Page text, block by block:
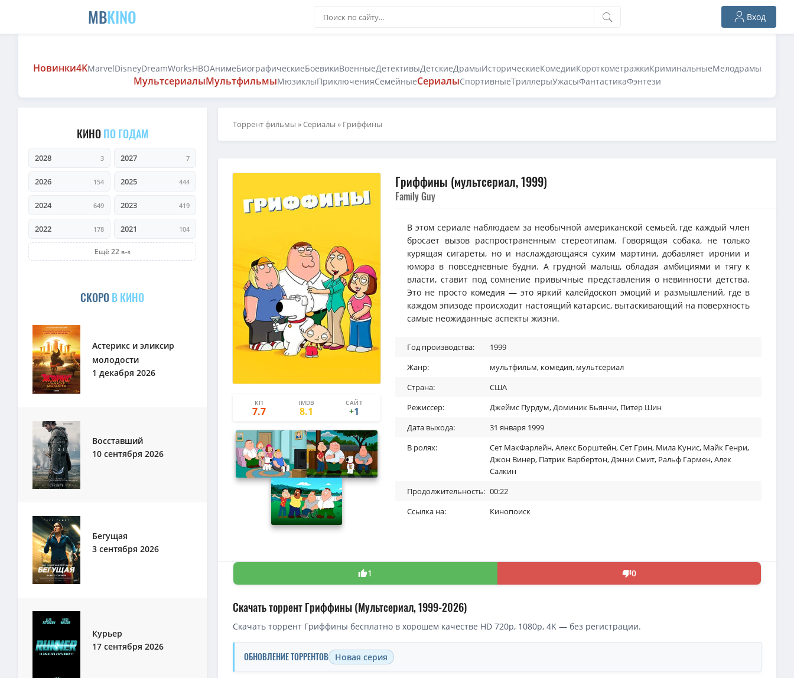
MBKINO Вход
Новинки4KMarvelDisneyDreamWorksHBOАнимеБиографическиеБоевикиВоенныеДетективыДетскиеДрамыИсторическиеКомедииКороткометражкиКриминальныеМелодрамы
МультсериалыМультфильмыМюзиклыПриключенияСемейныеСериалыСпортивныеТриллерыУжасыФантастикаФэнтези
КИНОПО ГОДАМ
2028 3 2027 7
2026 154 2025 444
2024 649 2023 419
2022 178 2021 104
Ещё 22
СКОРОВ КИНО
Астерикс и эликсир
молодости
1 декабря 2026
Восставший
10 сентября 2026
Бегущая
3 сентября 2026
Курьер
17 сентября 2026
Торрент фильмы »Сериалы » Гриффины
КП
7.7
IMDB
8.1
САЙТ
10
+1
Гриффины (мультсериал, 1999)
Family Guy
В этом сериале наблюдаем за необычной американской семьей, где каждый член
бросает вызов распространенным стереотипам. Говорящая собака, не только
курящая сигареты, но и наслаждающаяся сухим мартини, добавляет иронии и
юмора в повседневные будни. А грудной малыш, обладая амбициями и тягу к
власти, ставит под сомнение привычные представления о невинности детства.
Это не просто комедия — это яркий калейдоскоп эмоций и размышлений, где в
каждом эпизоде происходит настоящий катарсис, вытаскивающий на поверхность
самые неожиданные аспекты жизни.
Год производства:
1999
Жанр:
мультфильм, комедия, мультсериал
Страна:
США
Режиссер:
Джеймс Пурдум,Доминик Бьянчи, Питер Шин
Дата выхода:
31 января 1999
В ролях:
Сет МакФарлейн,Алекс Борштейн,Сет Грин, Мила Кунис, Майк Генри,
Джон Винер, Патрик Варбертон,Дэнни Смит, Ральф Гармен,Алек
Салкин
Продолжительность: 00:22
Ссылка на:
Кинопоиск
1 0
Скачать торрент Гриффины (Мультсериал, 1999-2026)
Скачать торрент Гриффины бесплатно в хорошем качестве HD 720p, 1080p, 4K — без регистрации.
ОБНОВЛЕНИЕ ТОРРЕНТОВ Новая серия